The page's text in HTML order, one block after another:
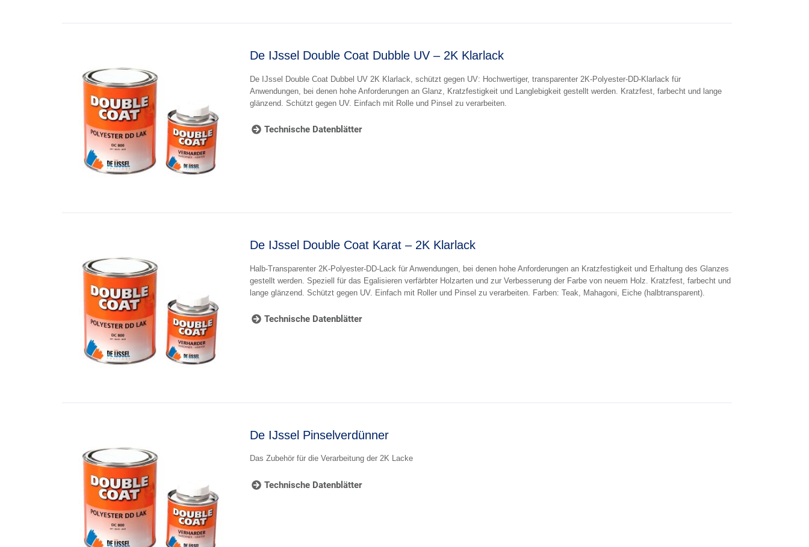
De IJssel Double Coat Dubble UV – 2K Klarlack
De IJssel Double Coat Dubbel UV 2K Klarlack, schützt gegen UV: Hochwertiger, transparenter 2K-Polyester-DD-Klarlack für
Anwendungen, bei denen hohe Anforderungen an Glanz, Kratzfestigkeit und Langlebigkeit gestellt werden. Kratzfest, farbecht und lange
glänzend. Schützt gegen UV. Einfach mit Rolle und Pinsel zu verarbeiten.
Technische Datenblätter
De IJssel Double Coat Karat – 2K Klarlack
Halb-Transparenter 2K-Polyester-DD-Lack für Anwendungen, bei denen hohe Anforderungen an Kratzfestigkeit und Erhaltung des Glanzes
gestellt werden. Speziell für das Egalisieren verfärbter Holzarten und zur Verbesserung der Farbe von neuem Holz. Kratzfest, farbecht und
lange glänzend. Schützt gegen UV. Einfach mit Roller und Pinsel zu verarbeiten. Farben: Teak, Mahagoni, Eiche (halbtransparent).
Technische Datenblätter
De IJssel Pinselverdünner
Das Zubehör für die Verarbeitung der 2K Lacke
Technische Datenblätter